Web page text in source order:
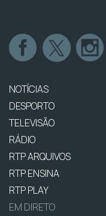
NOTÍCIAS
DESPORTO
TELEVISÃO
RÁDIO
RTP ARQUIVOS
RTP ENSINA
RTP PLAY
EM DIRETO